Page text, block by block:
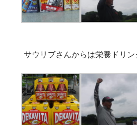
サウリブさんからは栄養ドリン